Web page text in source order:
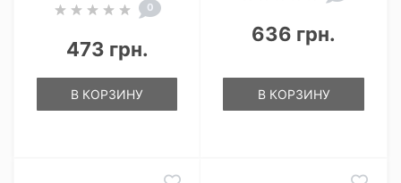
0
473 грн.
В КОРЗИНУ
636 грн.
В КОРЗИНУ